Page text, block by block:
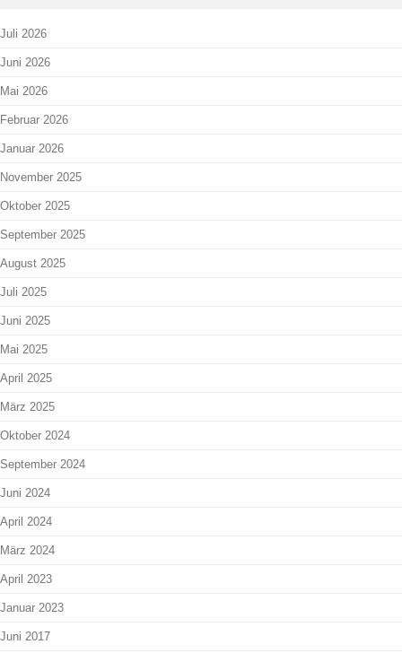
Juli 2026
Juni 2026
Mai 2026
Februar 2026
Januar 2026
November 2025
Oktober 2025
September 2025
August 2025
Juli 2025
Juni 2025
Mai 2025
April 2025
März 2025
Oktober 2024
September 2024
Juni 2024
April 2024
März 2024
April 2023
Januar 2023
Juni 2017